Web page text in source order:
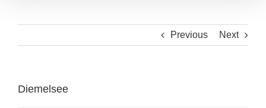
Previous Next
Diemelsee